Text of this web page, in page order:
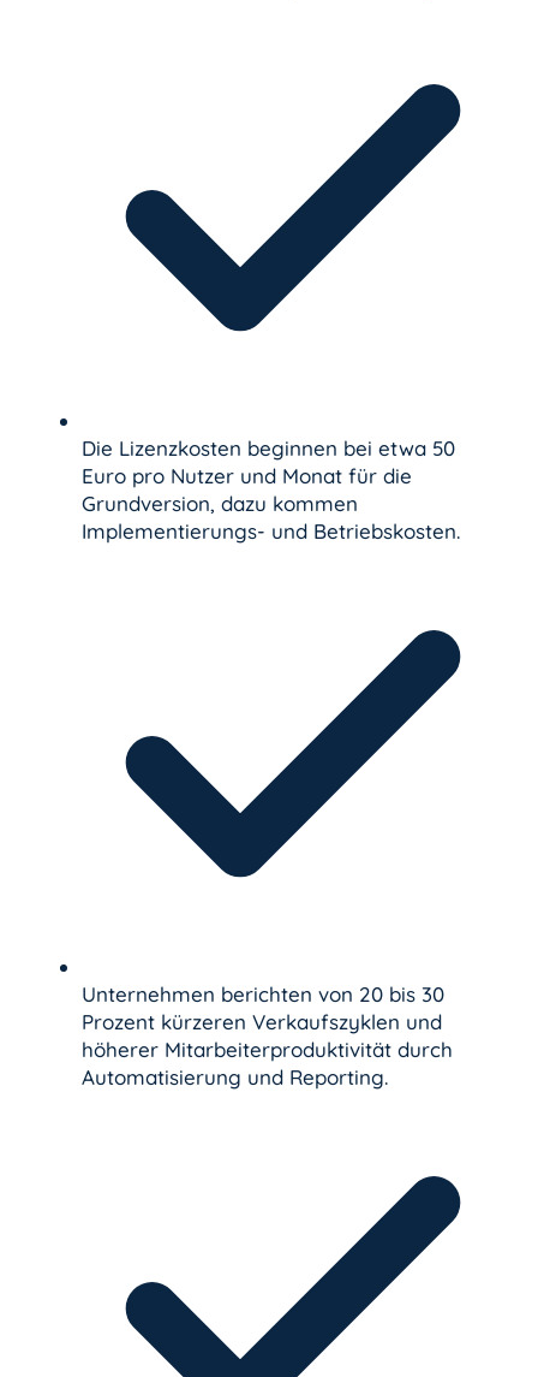
Die Lizenzkosten beginnen bei etwa 50
Euro pro Nutzer und Monat für die
Grundversion, dazu kommen
Implementierungs- und Betriebskosten.
Unternehmen berichten von 20 bis 30
Prozent kürzeren Verkaufszyklen und
höherer Mitarbeiterproduktivität durch
Automatisierung und Reporting.